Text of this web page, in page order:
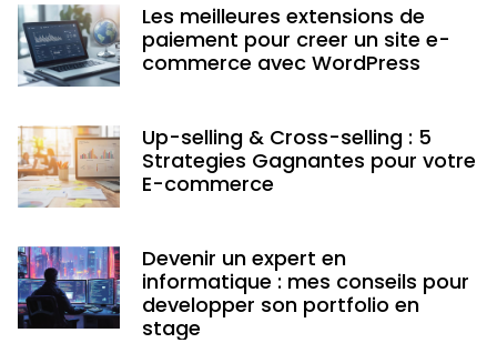
Les meilleures extensions de
paiement pour creer un site e-
commerce avec WordPress
Up-selling & Cross-selling : 5
Strategies Gagnantes pour votre
E-commerce
Devenir un expert en
informatique : mes conseils pour
developper son portfolio en
stage